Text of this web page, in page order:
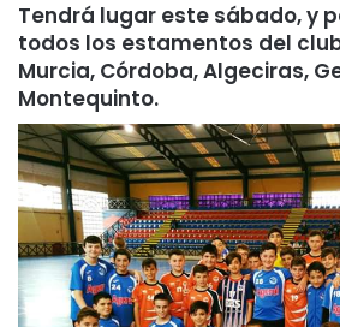
Tendrá lugar este sábado, y
todos los estamentos del
Murcia, Córdoba, Algeciras,
Montequinto.